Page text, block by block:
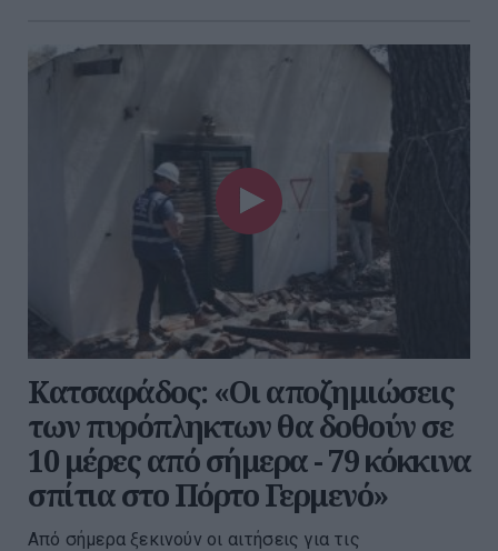
Kατσαφάδος: «Οι αποζημιώσεις
των πυρόπληκτων θα δοθούν σε
10 μέρες από σήμερα - 79 κόκκινα
σπίτια στο Πόρτο Γερμενό»
Από σήμερα ξεκινούν οι αιτήσεις για τις